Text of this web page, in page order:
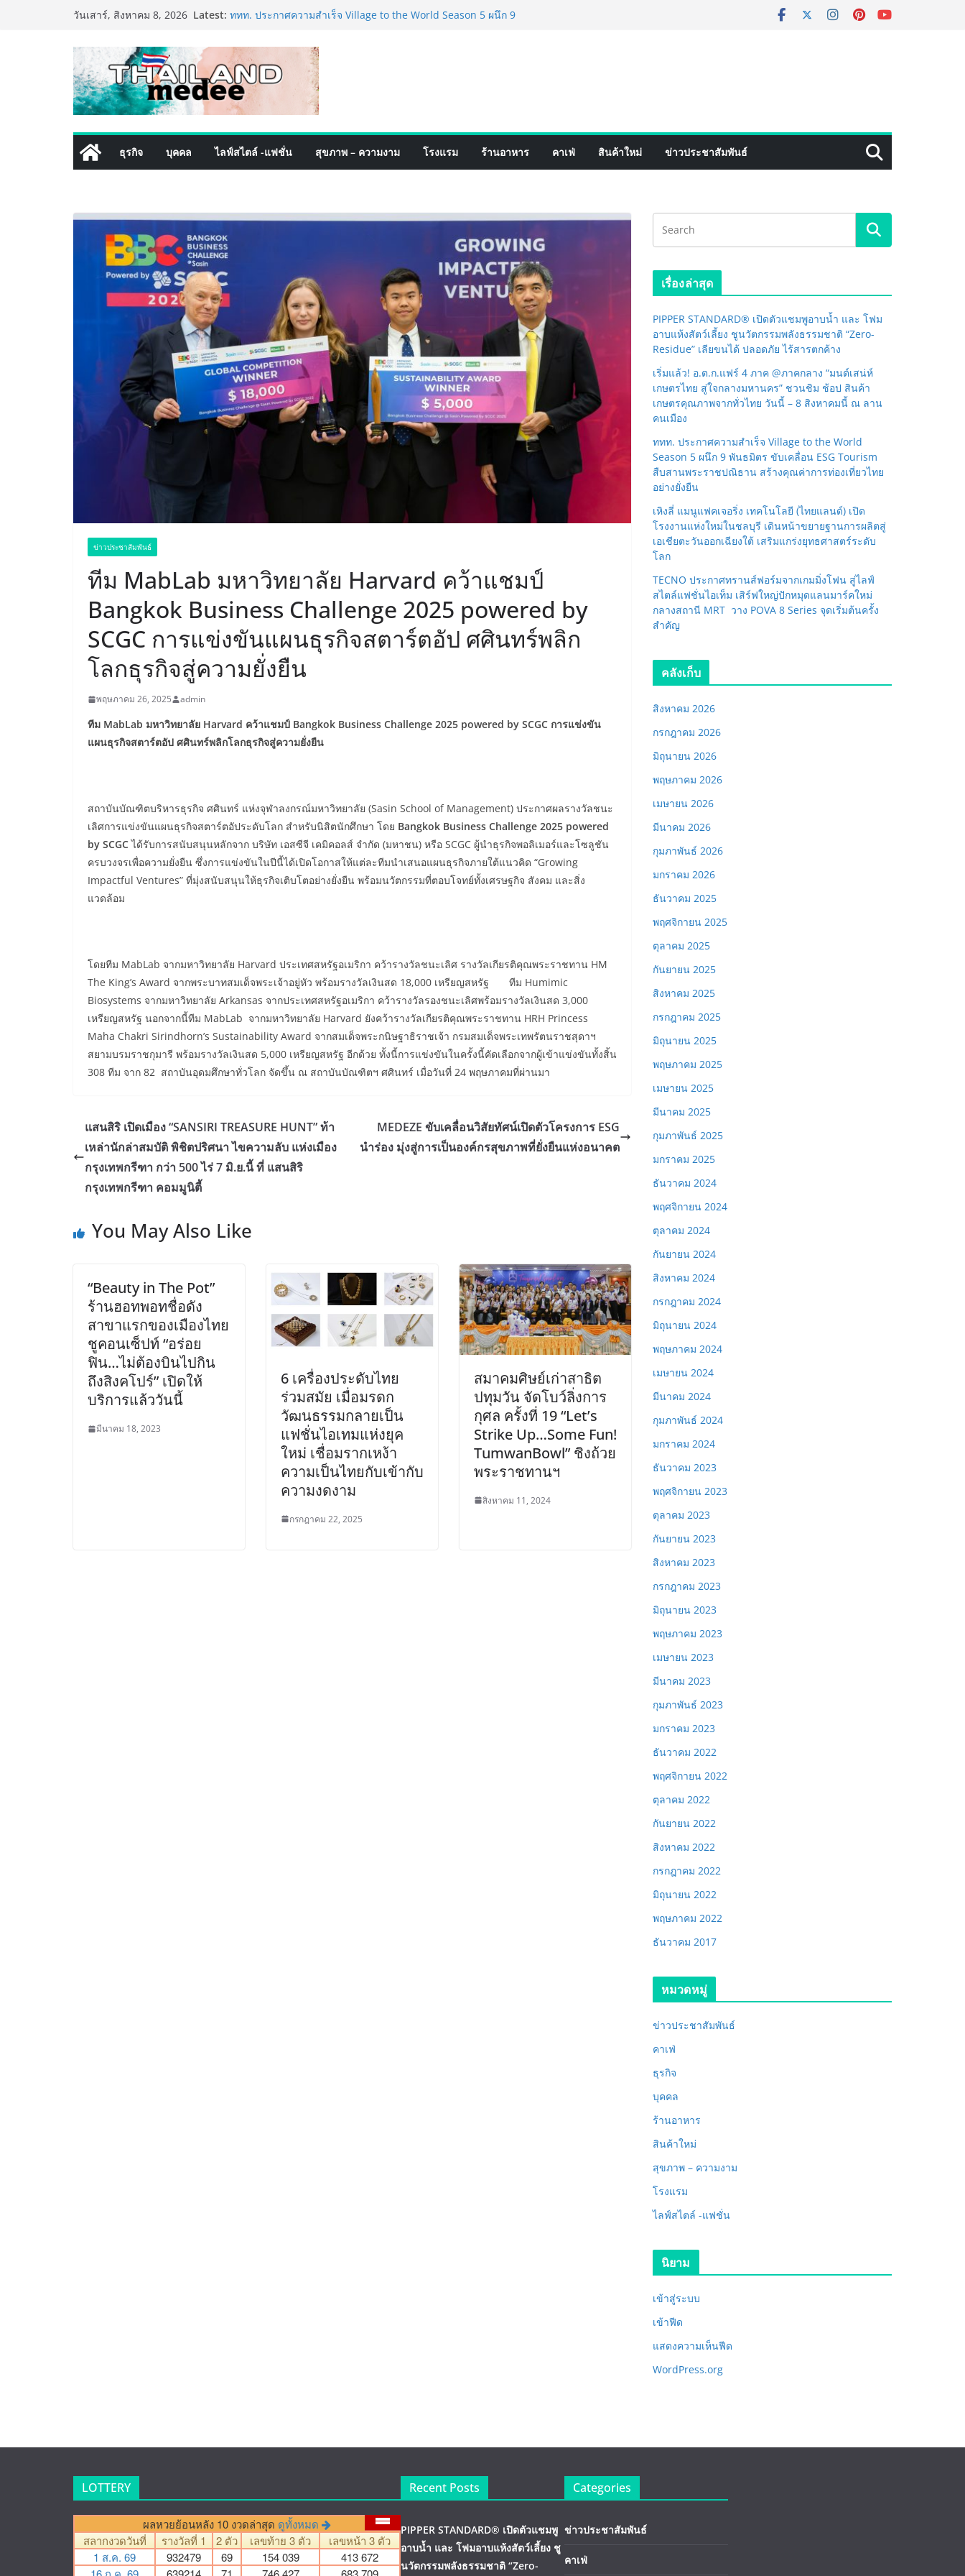
วันเสาร์, สิงหาคม 8, 2026 Latest: ททท. ประกาศความสำเร็จ Village to the World Season 5 ผนึก 9
เหิงลี่ แมนูแฟคเจอริ่ง เทคโนโลยี (ไทยแลนด์) เปิดโรงงานแห่งใหม่
ในชลบุรี เดินหน้าขยายฐานการผลิตสู่เอเชียตะวันออกเฉียงใต้
เสริมแกร่งยุทธศาสตร์ระดับโลก
TECNO ประกาศทรานส์ฟอร์มจากเกมมิ่งโฟน สู่ไลฟ์สไตล์แฟชั่นไอ
เท็ม เสิร์ฟใหญ่ปักหมุดแลนมาร์คใหม่กลางสถานี MRT วาง POVA
8 Series จุดเริ่มต้นครั้งสำคัญ
PIPPER STANDARD® เปิดตัวแชมพูอาบน้ำ และ โฟมอาบแห้งสัตว์
เลี้ยง ชูนวัตกรรมพลังธรรมชาติ “Zero-Residue” เลียขนได้
ปลอดภัย ไร้สารตกค้าง
ไทย วันนี้ – 8 สิงหาคมนี้ ณ ลานคนเมือง
ธุรกิจ บุคคล ไลฟ์สไตล์ -แฟชั่น สุขภาพ – ความงาม โรงแรม ร้านอาหาร คาเฟ่ สินค้าใหม่ ข่าวประชาสัมพันธ์
ข่าวประชาสัมพันธ์
ทีม MabLab มหาวิทยาลัย Harvard คว้าแชมป์
Bangkok Business Challenge 2025 powered by
SCGC การแข่งขันแผนธุรกิจสตาร์ตอัป ศศินทร์พลิก
โลกธุรกิจสู่ความยั่งยืน
พฤษภาคม 26, 2025 admin
ทีม MabLab มหาวิทยาลัย Harvard คว้าแชมป์ Bangkok Business Challenge 2025 powered by SCGC การแข่งขัน
แผนธุรกิจสตาร์ตอัป ศศินทร์พลิกโลกธุรกิจสู่ความยั่งยืน
สถาบันบัณฑิตบริหารธุรกิจ ศศินทร์ แห่งจุฬาลงกรณ์มหาวิทยาลัย (Sasin School of Management) ประกาศผลรางวัลชนะ
เลิศการแข่งขันแผนธุรกิจสตาร์ตอัประดับโลก สำหรับนิสิตนักศึกษา โดย Bangkok Business Challenge 2025 powered
by SCGCได้รับการสนับสนุนหลักจาก บริษัท เอสซีจี เคมิคอลส์ จำกัด (มหาชน) หรือ SCGC ผู้นำธุรกิจพอลิเมอร์และโซลูชัน
ครบวงจรเพื่อความยั่งยืน ซึ่งการแข่งขันในปีนี้ได้เปิดโอกาสให้แต่ละทีมนำเสนอแผนธุรกิจภายใต้แนวคิด “Growing
Impactful Ventures” ที่มุ่งสนับสนุนให้ธุรกิจเติบโตอย่างยั่งยืน พร้อมนวัตกรรมที่ตอบโจทย์ทั้งเศรษฐกิจ สังคม และสิ่ง
แวดล้อม
โดยทีม MabLab จากมหาวิทยาลัย Harvard ประเทศสหรัฐอเมริกา คว้ารางวัลชนะเลิศ รางวัลเกียรติคุณพระราชทาน HM
The King’s Award จากพระบาทสมเด็จพระเจ้าอยู่หัว พร้อมรางวัลเงินสด 18,000 เหรียญสหรัฐ ทีม Humimic
Biosystems จากมหาวิทยาลัย Arkansas จากประเทศสหรัฐอเมริกา คว้ารางวัลรองชนะเลิศพร้อมรางวัลเงินสด 3,000
เหรียญสหรัฐ นอกจากนี้ทีม MabLab จากมหาวิทยาลัย Harvard ยังคว้ารางวัลเกียรติคุณพระราชทาน HRH Princess
Maha Chakri Sirindhorn’s Sustainability Award จากสมเด็จพระกนิษฐาธิราชเจ้า กรมสมเด็จพระเทพรัตนราชสุดาฯ
สยามบรมราชกุมารี พร้อมรางวัลเงินสด 5,000 เหรียญสหรัฐ อีกด้วย ทั้งนี้การแข่งขันในครั้งนี้คัดเลือกจากผู้เข้าแข่งขันทั้งสิ้น
308 ทีม จาก 82 สถาบันอุดมศึกษาทั่วโลก จัดขึ้น ณ สถาบันบัณฑิตฯ ศศินทร์ เมื่อวันที่ 24 พฤษภาคมที่ผ่านมา
แสนสิริ เปิดเมือง “SANSIRI TREASURE HUNT” ท้า
เหล่านักล่าสมบัติ พิชิตปริศนา ไขความลับ แห่งเมือง
กรุงเทพกรีฑา กว่า 500 ไร่ 7 มิ.ย.นี้ ที่ แสนสิริ
กรุงเทพกรีฑา คอมมูนิตี้
MEDEZE ขับเคลื่อนวิสัยทัศน์เปิดตัวโครงการ ESG
นำร่อง มุ่งสู่การเป็นองค์กรสุขภาพที่ยั่งยืนแห่งอนาคต
You May Also Like
“Beauty in The Pot”
ร้านฮอทพอทชื่อดัง
สาขาแรกของเมืองไทย
ชูคอนเซ็ปท์ “อร่อย
ฟิน…ไม่ต้องบินไปกิน
ถึงสิงคโปร์” เปิดให้
บริการแล้ววันนี้
มีนาคม 18, 2023
6 เครื่องประดับไทย
ร่วมสมัย เมื่อมรดก
วัฒนธรรมกลายเป็น
แฟชั่นไอเทมแห่งยุค
ใหม่ เชื่อมรากเหง้า
ความเป็นไทยกับเข้ากับ
ความงดงาม
กรกฎาคม 22, 2025
สมาคมศิษย์เก่าสาธิต
ปทุมวัน จัดโบว์ลิ่งการ
กุศล ครั้งที่ 19 “Let’s
Strike Up…Some Fun!
TumwanBowl” ชิงถ้วย
พระราชทานฯ
สิงหาคม 11, 2024
เรื่องล่าสุด
PIPPER STANDARD® เปิดตัวแชมพูอาบน้ำ และ โฟม
อาบแห้งสัตว์เลี้ยง ชูนวัตกรรมพลังธรรมชาติ “Zero-
Residue” เลียขนได้ ปลอดภัย ไร้สารตกค้าง
เริ่มแล้ว! อ.ต.ก.แฟร์ 4 ภาค @ภาคกลาง “มนต์เสน่ห์
เกษตรไทย สู่ใจกลางมหานคร” ชวนชิม ช้อป สินค้า
เกษตรคุณภาพจากทั่วไทย วันนี้ – 8 สิงหาคมนี้ ณ ลาน
คนเมือง
ททท. ประกาศความสำเร็จ Village to the World
Season 5 ผนึก 9 พันธมิตร ขับเคลื่อน ESG Tourism
สืบสานพระราชปณิธาน สร้างคุณค่าการท่องเที่ยวไทย
อย่างยั่งยืน
เหิงลี่ แมนูแฟคเจอริ่ง เทคโนโลยี (ไทยแลนด์) เปิด
โรงงานแห่งใหม่ในชลบุรี เดินหน้าขยายฐานการผลิตสู่
เอเชียตะวันออกเฉียงใต้ เสริมแกร่งยุทธศาสตร์ระดับ
โลก
TECNO ประกาศทรานส์ฟอร์มจากเกมมิ่งโฟน สู่ไลฟ์
สไตล์แฟชั่นไอเท็ม เสิร์ฟใหญ่ปักหมุดแลนมาร์คใหม่
กลางสถานี MRT วาง POVA 8 Series จุดเริ่มต้นครั้ง
สำคัญ
คลังเก็บ
สิงหาคม 2026
กรกฎาคม 2026
มิถุนายน 2026
พฤษภาคม 2026
เมษายน 2026
มีนาคม 2026
กุมภาพันธ์ 2026
มกราคม 2026
ธันวาคม 2025
พฤศจิกายน 2025
ตุลาคม 2025
กันยายน 2025
สิงหาคม 2025
กรกฎาคม 2025
มิถุนายน 2025
พฤษภาคม 2025
เมษายน 2025
มีนาคม 2025
กุมภาพันธ์ 2025
มกราคม 2025
ธันวาคม 2024
พฤศจิกายน 2024
ตุลาคม 2024
กันยายน 2024
สิงหาคม 2024
กรกฎาคม 2024
มิถุนายน 2024
พฤษภาคม 2024
เมษายน 2024
มีนาคม 2024
กุมภาพันธ์ 2024
มกราคม 2024
ธันวาคม 2023
พฤศจิกายน 2023
ตุลาคม 2023
กันยายน 2023
สิงหาคม 2023
กรกฎาคม 2023
มิถุนายน 2023
พฤษภาคม 2023
เมษายน 2023
มีนาคม 2023
กุมภาพันธ์ 2023
มกราคม 2023
ธันวาคม 2022
พฤศจิกายน 2022
ตุลาคม 2022
กันยายน 2022
สิงหาคม 2022
กรกฎาคม 2022
มิถุนายน 2022
พฤษภาคม 2022
ธันวาคม 2017
หมวดหมู่
ข่าวประชาสัมพันธ์
คาเฟ่
ธุรกิจ
บุคคล
ร้านอาหาร
สินค้าใหม่
สุขภาพ – ความงาม
โรงแรม
ไลฟ์สไตล์ -แฟชั่น
นิยาม
เข้าสู่ระบบ
เข้าฟีด
แสดงความเห็นฟีด
WordPress.org
LOTTERY Recent Posts
PIPPER STANDARD® เปิดตัวแชมพู
อาบน้ำ และ โฟมอาบแห้งสัตว์เลี้ยง ชู
นวัตกรรมพลังธรรมชาติ “Zero-
Categories
ข่าวประชาสัมพันธ์
คาเฟ่